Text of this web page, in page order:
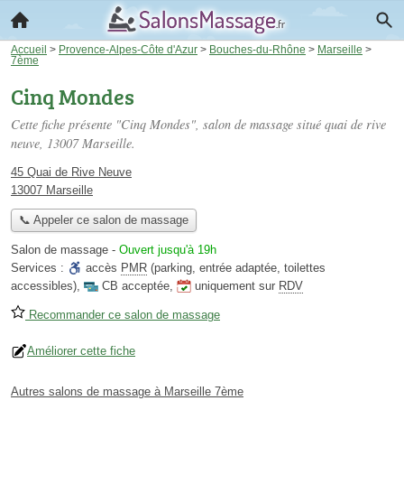
Accueil > Provence-Alpes-Côte d'Azur > Bouches-du-Rhône > Marseille >
7ème
Cinq Mondes
Cette fiche présente "Cinq Mondes", salon de massage situé quai de rive
neuve, 13007 Marseille.
45 Quai de Rive Neuve
13007 Marseille
📞 Appeler ce salon de massage
Salon de massage - Ouvert jusqu'à 19h
Services :
accès PMR (parking, entrée adaptée, toilettes
accessibles), CB acceptée, uniquement sur RDV
Recommander ce salon de massage
Améliorer cette fiche
Autres salons de massage à Marseille 7ème